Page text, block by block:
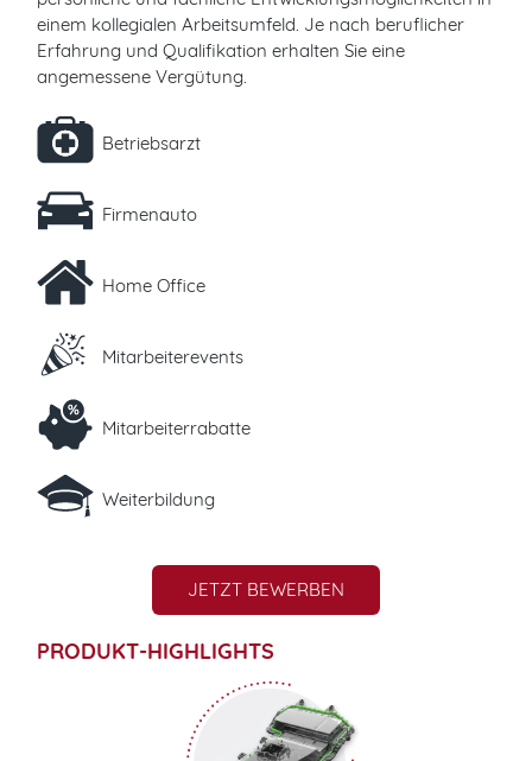
einem kollegialen Arbeitsumfeld. Je nach beruflicher
Erfahrung und Qualifikation erhalten Sie eine
angemessene Vergütung.
Betriebsarzt
Firmenauto
Home Office
Mitarbeiterevents
Mitarbeiterrabatte
Weiterbildung
JETZT BEWERBEN
PRODUKT-HIGHLIGHTS